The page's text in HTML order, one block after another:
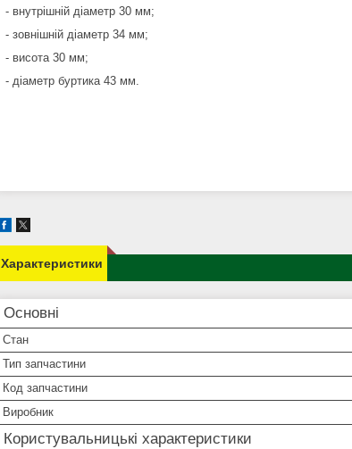
- внутрішній діаметр 30 мм;
- зовнішній діаметр 34 мм;
- висота 30 мм;
- діаметр буртика 43 мм.
Характеристики
Основні
Стан
Тип запчастини
Код запчастини
Виробник
Користувальницькі характеристики